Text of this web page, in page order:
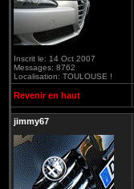
Inscrit le: 14 Oct 2007
Messages: 8762
Localisation: TOULOUSE !
Revenir en haut
jimmy67